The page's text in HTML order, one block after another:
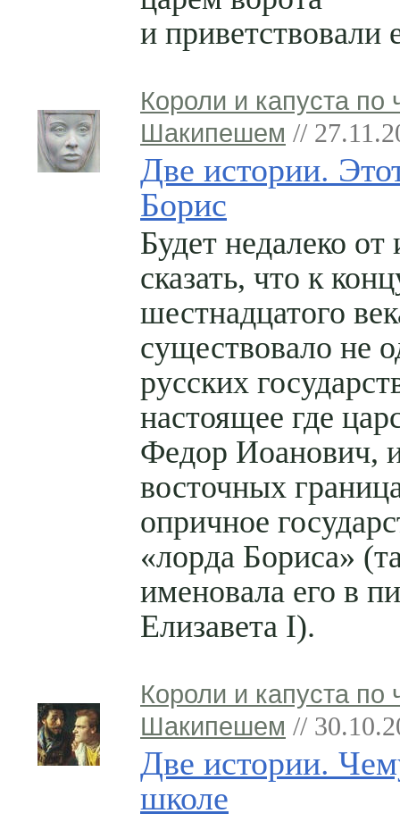
и приветствовали
Короли и капуста по
Шакипешем //
Две истории.
Борис
Будет недалеко
сказать, что к
шестнадцатого
существовало не
русских
настоящее где
Федор Иоанович,
восточных
опричное
«лорда Бориса»
именовала его в
Елизавета I).
Короли и капуста по
Шакипешем //
Две истории.
школе